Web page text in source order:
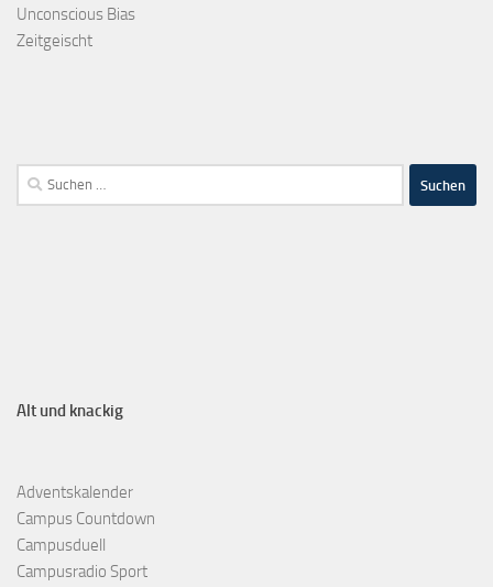
Unconscious Bias
Zeitgeischt
Alt und knackig
Adventskalender
Campus Countdown
Campusduell
Campusradio Sport